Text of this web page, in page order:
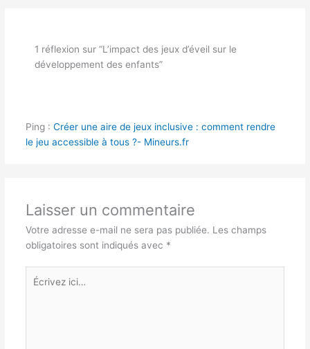
1 réflexion sur “L’impact des jeux d’éveil sur le
développement des enfants”
Ping : Créer une aire de jeux inclusive : comment rendre
le jeu accessible à tous ?- Mineurs.fr
Laisser un commentaire
Votre adresse e-mail ne sera pas publiée. Les champs
obligatoires sont indiqués avec *
Écrivez
ici…